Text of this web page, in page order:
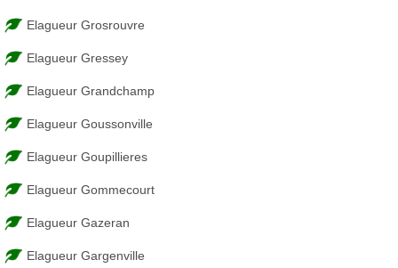
Elagueur Grosrouvre
Elagueur Gressey
Elagueur Grandchamp
Elagueur Goussonville
Elagueur Goupillieres
Elagueur Gommecourt
Elagueur Gazeran
Elagueur Gargenville